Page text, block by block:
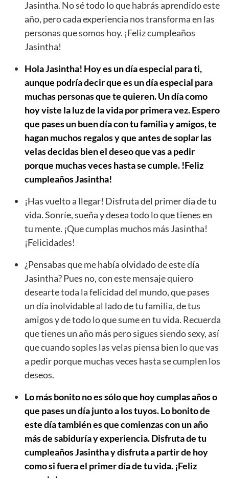
Jasintha. No sé todo lo que habrás aprendido este
año, pero cada experiencia nos transforma en las
personas que somos hoy. ¡Feliz cumpleaños
Jasintha!
Hola Jasintha! Hoy es un día especial para ti,
aunque podría decir que es un día especial para
muchas personas que te quieren. Un día como
hoy viste la luz de la vida por primera vez. Espero
que pases un buen día con tu familia y amigos, te
hagan muchos regalos y que antes de soplar las
velas decidas bien el deseo que vas a pedir
porque muchas veces hasta se cumple. !Feliz
cumpleaños Jasintha!
¡Has vuelto a llegar! Disfruta del primer día de tu
vida. Sonríe, sueña y desea todo lo que tienes en
tu mente. ¡Que cumplas muchos más Jasintha!
¡Felicidades!
¿Pensabas que me había olvidado de este día
Jasintha? Pues no, con este mensaje quiero
desearte toda la felicidad del mundo, que pases
un día inolvidable al lado de tu familia, de tus
amigos y de todo lo que sume en tu vida. Recuerda
que tienes un año más pero sigues siendo sexy, así
que cuando soples las velas piensa bien lo que vas
a pedir porque muchas veces hasta se cumplen los
deseos.
Lo más bonito no es sólo que hoy cumplas años o
que pases un día junto a los tuyos. Lo bonito de
este día también es que comienzas con un año
más de sabiduría y experiencia. Disfruta de tu
cumpleaños Jasintha y disfruta a partir de hoy
como si fuera el primer día de tu vida. ¡Feliz